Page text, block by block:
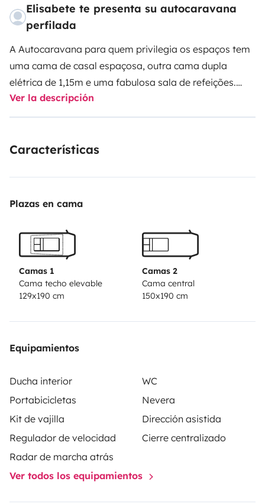
Elisabete te presenta su autocaravana
perfilada
A Autocaravana para quem privilegia os espaços tem
uma cama de casal espaçosa, outra cama dupla
elétrica de 1,15m e uma fabulosa sala de refeições.
Também existe a opção de uma mesa de 4 lugares,
cadeiras e toldo para comer fora. A autocaravana
traseira e um porta bicicletas. Para o entretenimento,
equipada com uma pia, frigorífico com congelador e 2
para umas confortáveis férias em família ou com
amigos. A casa de banho tem um lavatório, WC com
separada e de água quente. Estamos habilitados e
disponível para prestar toda a assistência,
e gratuito para guardar a sua viatura durante a
Ver la descripción
Características
Plazas en cama
Camas 1
Cama techo elevable
129x190 cm
Camas 2
Cama central
150x190 cm
Equipamientos
Ducha interior
WC
Portabicicletas
Nevera
Kit de vajilla
Dirección asistida
Regulador de velocidad
Cierre centralizado
Radar de marcha atrás
Ver todos los equipamientos